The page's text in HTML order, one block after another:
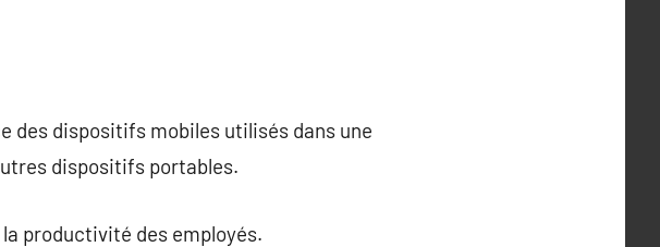
des dispositifs mobiles utilisés dans une
dispositifs portables.
productivité des employés.